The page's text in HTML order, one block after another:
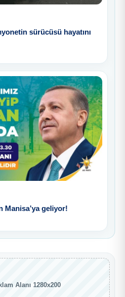
sürücüsü hayatını
Manisa’ya geliyor!
Alanı 1280x200